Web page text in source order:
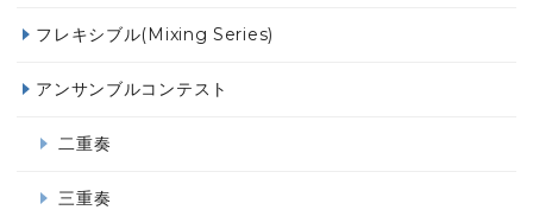
フレキシブル(Mixing Series)
アンサンブルコンテスト
二重奏
三重奏